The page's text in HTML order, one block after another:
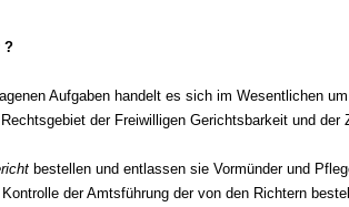
?
Aufgaben handelt es sich im Wesentlichen
der Freiwilligen Gerichtsbarkeit und der
bestellen und entlassen sie Vormünder und
der Amtsführung der von den Richtern